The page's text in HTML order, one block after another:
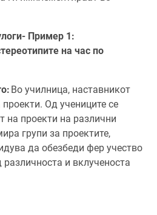
Пример 1:
на час по
Во училница, наставникот
Од учениците се
на проекти на различни
групи за проектите,
да обезбеди фер учество
различноста и вклученоста